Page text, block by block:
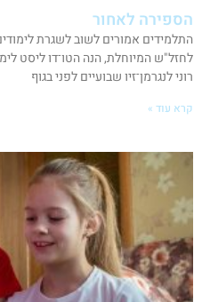
הספירה לאחור
לחזל"ש המיוחלת, הנה הטו־דו ליסט
רוני לנגרמן־זיו שבועיים לפני בגוף
קרא עוד »